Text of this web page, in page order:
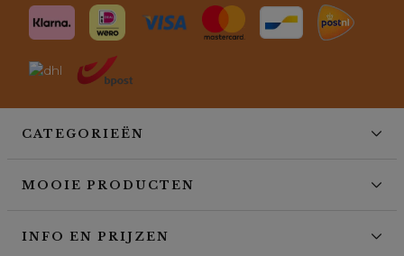
CATEGORIEËN
MOOIE PRODUCTEN
INFO EN PRIJZEN